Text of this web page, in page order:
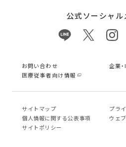
公式ソーシャル
お問い合わせ
企業
医療従事者向け情報
サイトマップ
プラ
個⼈情報に関する公表事項
ウェ
サイトポリシー